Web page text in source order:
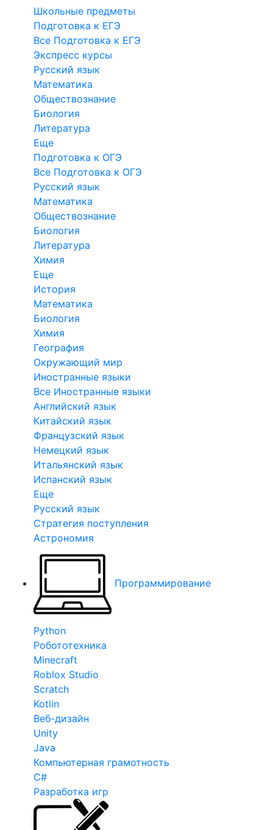
Школьные предметы
Подготовка к ЕГЭ
Все Подготовка к ЕГЭ
Экспресс курсы
Русский язык
Математика
Обществознание
Биология
Литература
Еще
Подготовка к ОГЭ
Все Подготовка к ОГЭ
Русский язык
Математика
Обществознание
Биология
Литература
Химия
Еще
История
Математика
Биология
Химия
География
Окружающий мир
Иностранные языки
Все Иностранные языки
Английский язык
Китайский язык
Французский язык
Немецкий язык
Итальянский язык
Испанский язык
Еще
Русский язык
Стратегия поступления
Астрономия
Программирование
Python
Робототехника
Minecraft
Roblox Studio
Scratch
Kotlin
Веб-дизайн
Unity
Java
Компьютерная грамотность
C#
Разработка игр